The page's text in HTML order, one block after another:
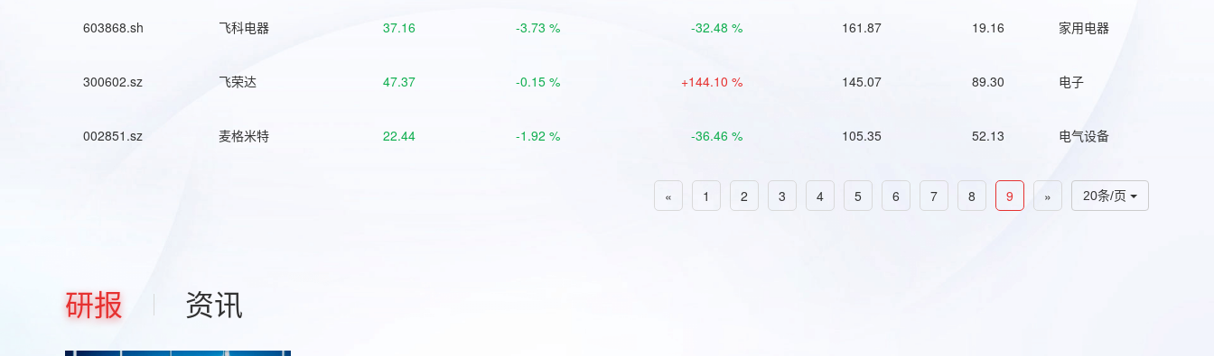
603868.sh 飞科电器 37.16 -3.73 % -32.48 % 161.87 19.16 家用电器
300602.sz 飞荣达 47.37 -0.15 % +144.10 % 145.07 89.30 电子
002851.sz 麦格米特 22.44 -1.92 % -36.46 % 105.35 52.13 电气设备
20条/页
« 1 2 3 4 5 6 7 8 9 »
研报 资讯